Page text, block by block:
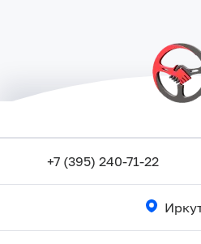
+7 (395) 240-71-22